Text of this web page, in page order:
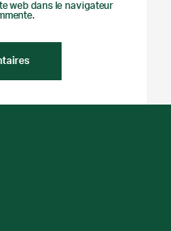
web dans le navigateur